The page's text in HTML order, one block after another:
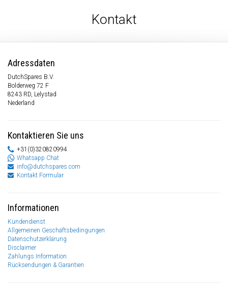
Kontakt
Adressdaten
DutchSpares B.V.
Bolderweg 72 F
8243 RD, Lelystad
Nederland
Kontaktieren Sie uns
+31(0)320820994
Whatsapp Chat
info@dutchspares.com
Kontakt Formular
Informationen
Kundendienst
Allgemeinen Geschäftsbedingungen
Datenschutzerklärung
Disclaimer
Zahlungs Information
Rücksendungen & Garantien